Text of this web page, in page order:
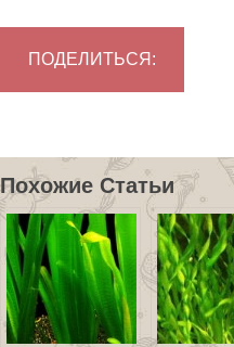
ПОДЕЛИТЬСЯ:
Похожие Статьи